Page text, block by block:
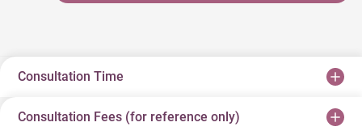
Consultation Time
Consultation Fees (for reference only)